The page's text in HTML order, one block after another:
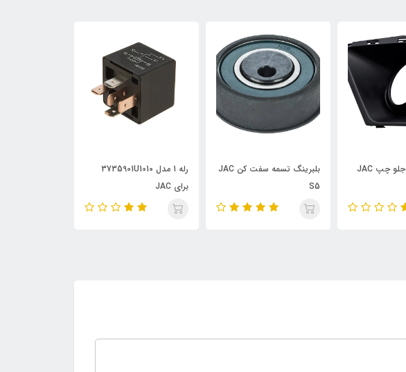
قاب مه شکن جلو چپ JAC
بلبرینگ تسمه سفت کن JAC
S5
رله 1 مدل 3735901U1010
برای JAC